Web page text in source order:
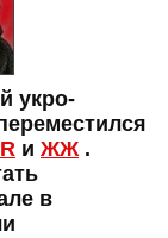
укро-
и ЖЖ.
в